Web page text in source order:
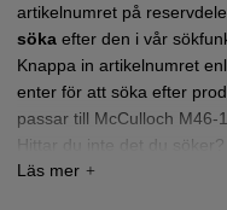
artikelnumret på
söka efter den i vår
Knappa in artikelnumret
enter för att söka efter
passar till McCulloch M46-
Hittar du inte det du söker?
hjälper vi dig!